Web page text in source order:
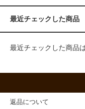
最近チェックした商品
最近チェックした商品
返品について